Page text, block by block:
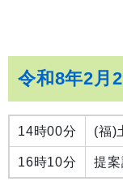
令和8年2月
14時00分 (福)
16時10分 提